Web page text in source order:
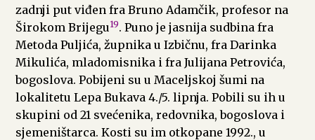
zadnji put viđen fra Bruno Adamčik, profesor na
Širokom Brijegu 19. Puno je jasnija sudbina fra
Metoda Puljića, župnika u Izbičnu, fra Darinka
Mikulića, mladomisnika i fra Julijana Petrovića,
bogoslova. Pobijeni su u Maceljskoj šumi na
lokalitetu Lepa Bukava 4./5. lipnja. Pobili su ih u
skupini od 21 svećenika, redovnika, bogoslova i
sjemeništarca. Kosti su im otkopane 1992., u